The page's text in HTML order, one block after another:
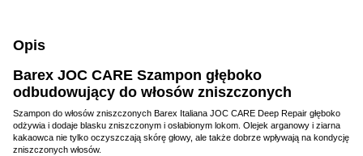
Opis
Barex JOC CARE Szampon głęboko
odbudowujący do włosów zniszczonych
Szampon do włosów zniszczonych Barex Italiana JOC CARE Deep Repair głęboko
odżywia i dodaje blasku zniszczonym i osłabionym lokom. Olejek arganowy i ziarna
kakaowca nie tylko oczyszczają skórę głowy, ale także dobrze wpływają na kondycję
zniszczonych włosów.